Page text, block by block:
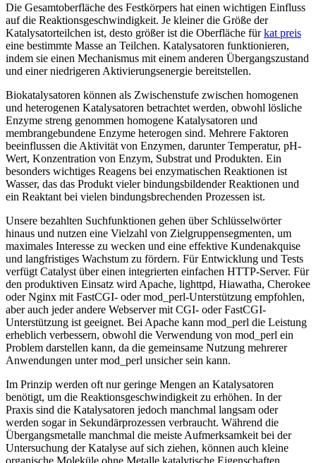
Die Gesamtoberfläche des Festkörpers hat einen wichtigen Einfluss
auf die Reaktionsgeschwindigkeit. Je kleiner die Größe der
Katalysatorteilchen ist, desto größer ist die Oberfläche fürkat preis
eine bestimmte Masse an Teilchen. Katalysatoren funktionieren,
indem sie einen Mechanismus mit einem anderen Übergangszustand
und einer niedrigeren Aktivierungsenergie bereitstellen.
Biokatalysatoren können als Zwischenstufe zwischen homogenen
und heterogenen Katalysatoren betrachtet werden, obwohl lösliche
Enzyme streng genommen homogene Katalysatoren und
membrangebundene Enzyme heterogen sind. Mehrere Faktoren
beeinflussen die Aktivität von Enzymen, darunter Temperatur, pH-
Wert, Konzentration von Enzym, Substrat und Produkten. Ein
besonders wichtiges Reagens bei enzymatischen Reaktionen ist
Wasser, das das Produkt vieler bindungsbildender Reaktionen und
ein Reaktant bei vielen bindungsbrechenden Prozessen ist.
Unsere bezahlten Suchfunktionen gehen über Schlüsselwörter
hinaus und nutzen eine Vielzahl von Zielgruppensegmenten, um
maximales Interesse zu wecken und eine effektive Kundenakquise
und langfristiges Wachstum zu fördern. Für Entwicklung und Tests
verfügt Catalyst über einen integrierten einfachen HTTP-Server. Für
den produktiven Einsatz wird Apache, lighttpd, Hiawatha, Cherokee
oder Nginx mit FastCGI- oder mod_perl-Unterstützung empfohlen,
aber auch jeder andere Webserver mit CGI- oder FastCGI-
Unterstützung ist geeignet. Bei Apache kann mod_perl die Leistung
erheblich verbessern, obwohl die Verwendung von mod_perl ein
Problem darstellen kann, da die gemeinsame Nutzung mehrerer
Anwendungen unter mod_perl unsicher sein kann.
Im Prinzip werden oft nur geringe Mengen an Katalysatoren
benötigt, um die Reaktionsgeschwindigkeit zu erhöhen. In der
Praxis sind die Katalysatoren jedoch manchmal langsam oder
werden sogar in Sekundärprozessen verbraucht. Während die
Übergangsmetalle manchmal die meiste Aufmerksamkeit bei der
Untersuchung der Katalyse auf sich ziehen, können auch kleine
organische Moleküle ohne Metalle katalytische Eigenschaften